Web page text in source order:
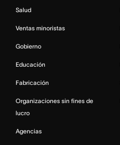
Salud
Ventas minoristas
Gobierno
Educación
Fabricación
Organizaciones sin fines de
lucro
Agencias